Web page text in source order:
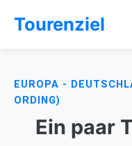
Tourenziel
EUROPA -
ORDING)
Ein paar